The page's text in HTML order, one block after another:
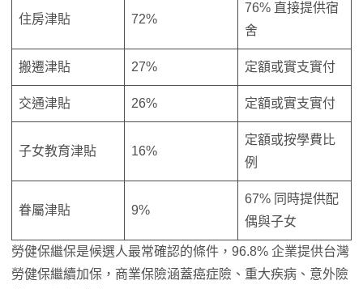
住房津貼 72%
76% 直接提供宿
舍
搬遷津貼 27% 定額或實支實付
交通津貼 26% 定額或實支實付
子女教育津貼 16%
定額或按學費比
例
眷屬津貼 9%
67% 同時提供配
偶與子女
勞健保繼保是候選人最常確認的條件，96.8% 企業提供台灣
勞健保繼續加保，商業保險涵蓋癌症險、重大疾病、意外險